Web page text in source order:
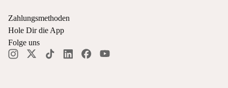
Zahlungsmethoden
Hole Dir die App
Folge uns